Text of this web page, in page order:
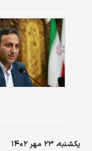
یکشنبه، ۲۳ مهر ۱۴۰۲